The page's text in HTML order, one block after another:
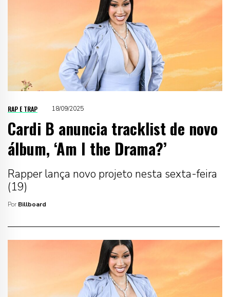
RAP E TRAP 18/09/2025
Cardi B anuncia tracklist de novo
álbum, ‘Am I the Drama?’
Rapper lança novo projeto nesta sexta-feira
(19)
Por Billboard